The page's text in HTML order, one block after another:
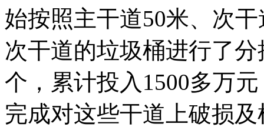
始按照主干道50米、次
次干道的垃圾桶进行了
个，累计投入1500多万
完成对这些干道上破损